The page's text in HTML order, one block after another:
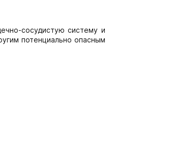
сосудистую систему и
потенциально опасным